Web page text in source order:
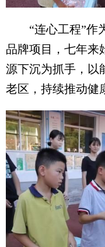
“连心工程”作为
品牌项目，七年来
源下沉为抓手，以
老区，持续推动健